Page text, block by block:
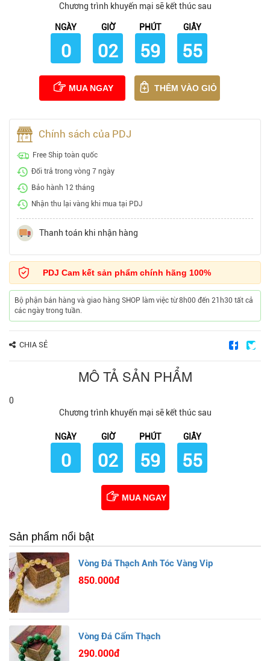
Chương trình khuyến mại sẽ kết thúc sau
NGÀY
0
GIỜ
02
PHÚT
59
GIÂY
54
MUA NGAY THÊM VÀO GIỎ
Chính sách của PDJ
Free Ship toàn quốc
Đổi trả trong vòng 7 ngày
Bảo hành 12 tháng
Nhận thu lại vàng khi mua tại PDJ
Thanh toán khi nhận hàng
PDJ Cam kết sản phẩm chính hãng 100%
Bộ phận bán hàng và giao hàng SHOP làm việc từ 8h00 đến 21h30 tất cả
các ngày trong tuần.
CHIA SẺ
MÔ TẢ SẢN PHẨM
0
Chương trình khuyến mại sẽ kết thúc sau
NGÀY
0
GIỜ
02
PHÚT
59
GIÂY
54
MUA NGAY
Sản phẩm nổi bật
Vòng Đá Thạch Anh Tóc Vàng Vip
850.000đ
Vòng Đá Cẩm Thạch
290.000đ